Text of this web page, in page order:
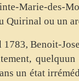
Marie-des-
Quirinal ou un
Benoit-
un état